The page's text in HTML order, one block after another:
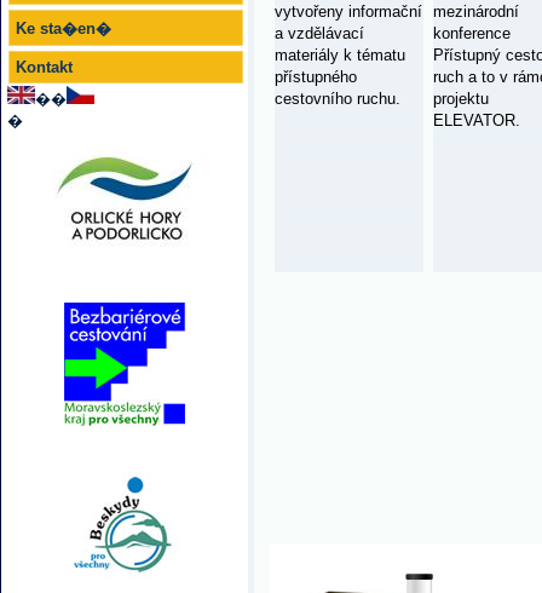
Ke sta�en�
Kontakt
��
�
vytvořeny informační
a vzdělávací
materiály k tématu
přístupného
cestovního ruchu.
mezinárodní
konference
Přístupný
ruch a to v
projektu
ELEVATOR.